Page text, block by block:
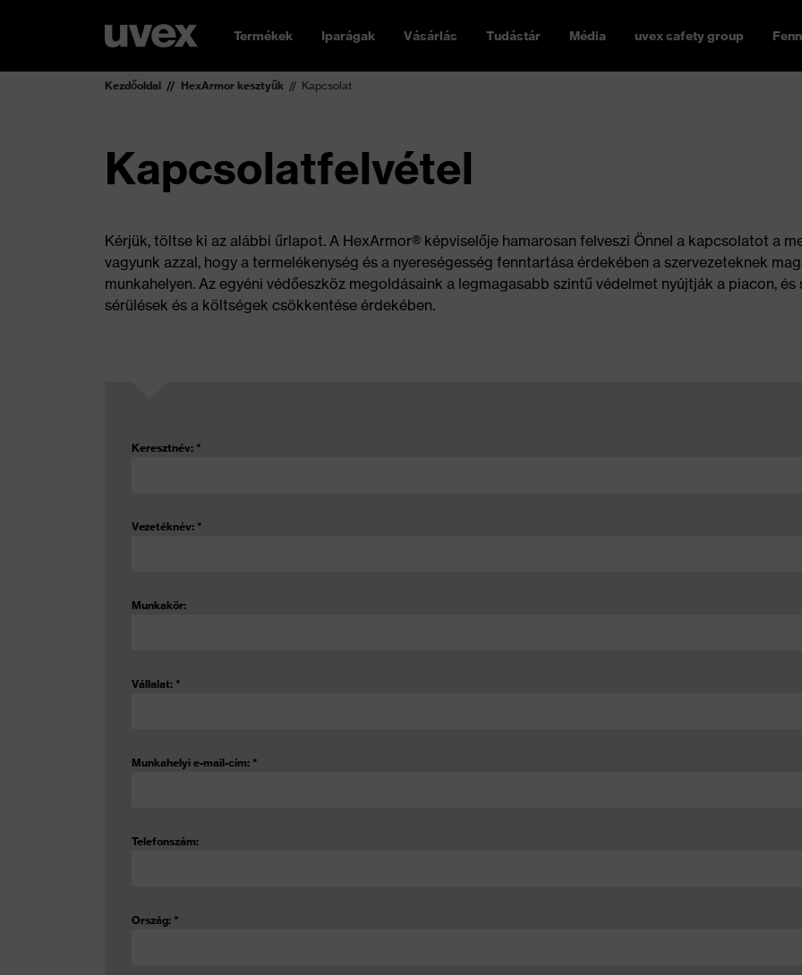
Termékek Iparágak Vásárlás Tudástár Média uvex safety group
Kezdőoldal HexArmor kesztyűk Kapcsolat
Kapcsolatfelvétel
Kérjük, töltse ki az alábbi űrlapot. A HexArmor® képviselője hamarosan felveszi Önnel a kapcsolatot a
vagyunk azzal, hogy a termelékenység és a nyereségesség fenntartása érdekében a szervezeteknek
munkahelyen. Az egyéni védőeszköz megoldásaink a legmagasabb szintű védelmet nyújtják a piacon,
sérülések és a költségek csökkentése érdekében.
Keresztnév: *
Vezetéknév: *
Munkakör:
Vállalat: *
Munkahelyi e-mail-cím: *
Telefonszám:
Ország: *